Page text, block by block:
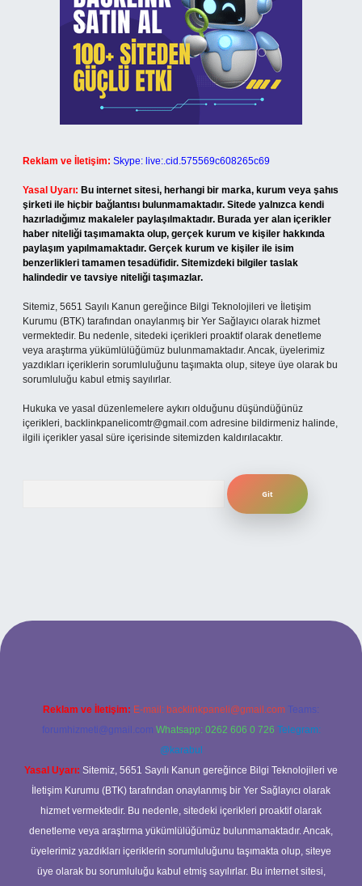
Reklam ve İletişim: Skype: live:.cid.575569c608265c69
Yasal Uyarı: Bu internet sitesi, herhangi bir marka, kurum veya şahıs
şirketi ile hiçbir bağlantısı bulunmamaktadır. Sitede yalnızca kendi
hazırladığımız makaleler paylaşılmaktadır. Burada yer alan içerikler
haber niteliği taşımamakta olup, gerçek kurum ve kişiler hakkında
paylaşım yapılmamaktadır. Gerçek kurum ve kişiler ile isim
benzerlikleri tamamen tesadüfidir. Sitemizdeki bilgiler taslak
halindedir ve tavsiye niteliği taşımazlar.
Sitemiz, 5651 Sayılı Kanun gereğince Bilgi Teknolojileri ve İletişim
Kurumu (BTK) tarafından onaylanmış bir Yer Sağlayıcı olarak hizmet
vermektedir. Bu nedenle, sitedeki içerikleri proaktif olarak denetleme
veya araştırma yükümlülüğümüz bulunmamaktadır. Ancak, üyelerimiz
yazdıkları içeriklerin sorumluluğunu taşımakta olup, siteye üye olarak bu
sorumluluğu kabul etmiş sayılırlar.
Hukuka ve yasal düzenlemelere aykırı olduğunu düşündüğünüz
içerikleri, backlinkpanelicomtr@gmail.com adresine bildirmeniz halinde,
ilgili içerikler yasal süre içerisinde sitemizden kaldırılacaktır.
adresi
Reklam ve İletişim: E-mail: backlinkpaneli@gmail.com Teams:
forumhizmeti@gmail.com Whatsapp: 0262 606 0 726 Telegram:
@karabul
Yasal Uyarı: Sitemiz, 5651 Sayılı Kanun gereğince Bilgi Teknolojileri ve
İletişim Kurumu (BTK) tarafından onaylanmış bir Yer Sağlayıcı olarak
hizmet vermektedir. Bu nedenle, sitedeki içerikleri proaktif olarak
denetleme veya araştırma yükümlülüğümüz bulunmamaktadır. Ancak,
üyelerimiz yazdıkları içeriklerin sorumluluğunu taşımakta olup, siteye
üye olarak bu sorumluluğu kabul etmiş sayılırlar. Bu internet sitesi,